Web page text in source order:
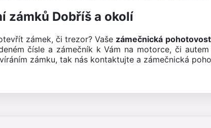
zámků Dobříš a okolí
zámek, či trezor? Vaše zámečnická
čísle a zámečník k Vám na motorce, či
zámku, tak nás kontaktujte a zámečnická